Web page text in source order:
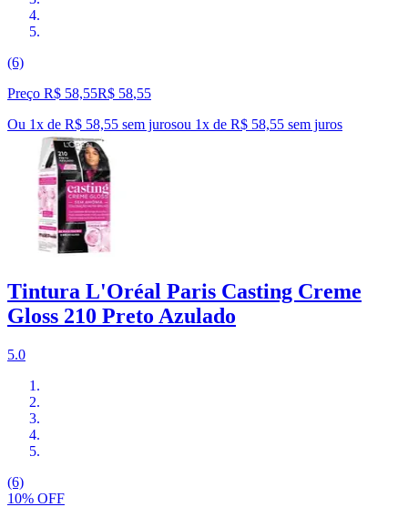
(6)
Preço R$ 58,55R$ 58,55
Ou 1x de R$ 58,55 sem jurosou 1x de R$ 58,55 sem juros
Tintura L'Oréal Paris Casting Creme
Gloss 210 Preto Azulado
5.0
(6)
10% OFF